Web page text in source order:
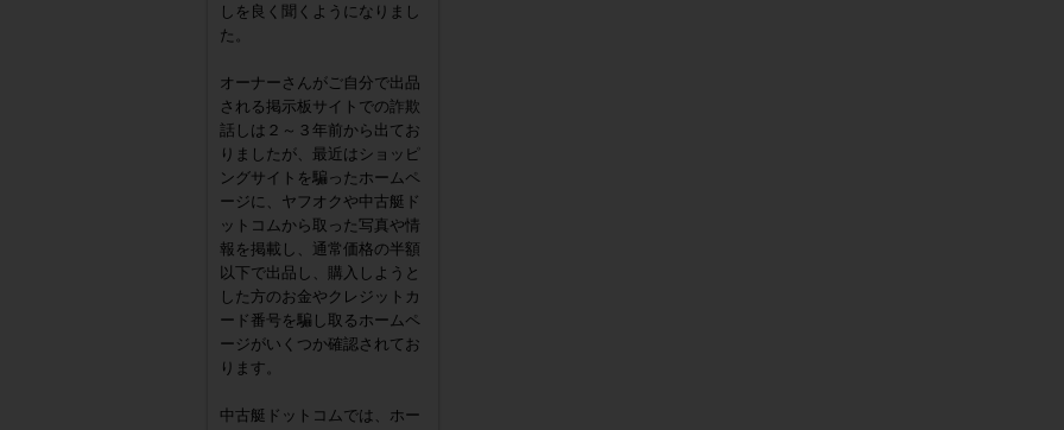
しを良く聞くようになりまし
た。
オーナーさんがご自分で出品
される掲示板サイトでの詐欺
話しは２～３年前から出てお
りましたが、最近はショッピ
ングサイトを騙ったホームペ
ージに、ヤフオクや中古艇ド
ットコムから取った写真や情
報を掲載し、通常価格の半額
以下で出品し、購入しようと
した方のお金やクレジットカ
ード番号を騙し取るホームペ
ージがいくつか確認されてお
ります。
中古艇ドットコムでは、ホー